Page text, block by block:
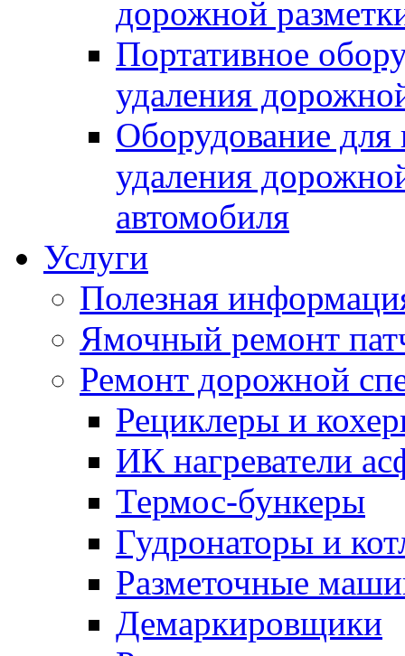
дорожной
Портативное
удаления
Оборудование для
удаления
автомобиля
Услуги
Полезная
Ямочный ремонт
Ремонт дорожной
Рециклеры и
ИК нагреватели
Термос-бункеры
Гудронаторы и
Разметочные
Демаркировщики